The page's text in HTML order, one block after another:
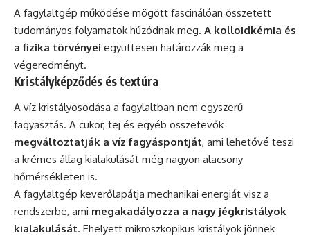
A fagylaltgép működése mögött fascinálóan összetett
tudományos folyamatok húzódnak meg. A kolloidkémia és
a fizika törvényei együttesen határozzák meg a
végeredményt.
Kristályképződés és textúra
A víz kristályosodása a fagylaltban nem egyszerű
fagyasztás. A cukor, tej és egyéb összetevők
megváltoztatják a víz fagyáspontját, ami lehetővé teszi
a krémes állag kialakulását még nagyon alacsony
hőmérsékleten is.
A fagylaltgép keverőlapátja mechanikai energiát visz a
rendszerbe, ami megakadályozza a nagy jégkristályok
kialakulását. Ehelyett mikroszkopikus kristályok jönnek